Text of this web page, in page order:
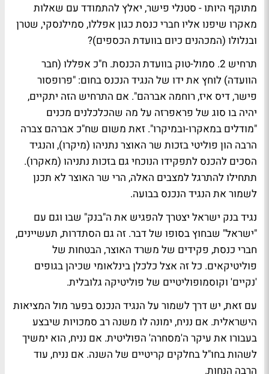
מתוקף היותו - סטנלי פישר, יאלץ להתמודד עם שאלות
מאקרו שיפנו אליו חברי כנסת כגון אפללו, סמילנסקי, שטרן
ובנלולו (המכהנים כיום בוועדת הכספים)?
תרחיש 2. סמול-טוק בוועדת הכנסת. ח"כ אפללו (חבר
הוועדה) לוחץ את ידו של הנגיד הנכנס בחום: "פרופסור
פישר, דיס איז, רוחמה אברהם". אם התרחיש הזה יתקיים,
יהיה בו סוג של פראפרזה על מה שהכלכלנים מכנים
"מודלים במאקרו-ובמיקרו". זאת משום שח"כ אברהם צברה
הרבה הון פוליטי בזכות שר האוצר נתניהו (מיקרו), והנגיד
הסכים להכנס לתפקידו הנוכחי גם בזכות נתניהו (מאקרו).
תתחילו להתרגל למצבים האלה, הרי שר האוצר לא תכנן
לשמור את הנגיד הנכנס בבועה.
נגיד בנק ישראל יצטרך להפגיש את ה"בנק" שבו וגם עם
"ישראל" שבחוץ בסופו של דבר. זה גם הסתדרות, תעשיינים,
חברי כנסת, פקידים של משרד האוצר, הבטחות של
פוליטיקאים. כל זה אצל כלכלן בינלאומי שכיהן בגופים
'נקיים' וקוסמופוליטיים של פוליטיקה גלובלית.
עם זאת, יש דרך לשמור על הנגיד הנכנס בפער מול המציאות
הישראלית. אם נניח, ימונה לו משנה רב סמכויות שיבצע
בעבורו את עיקר ה'מסחרה' הפוליטית. אם נניח, הוא ימשיך
לשהות בחו"ל בחלקים קריטיים של השנה. אם נניח, עוד
הרבה הנחות.